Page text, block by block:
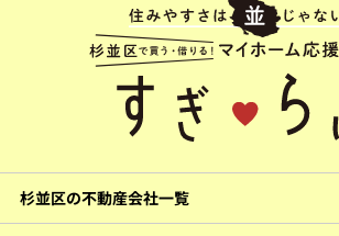
杉並区の不動産会社一覧